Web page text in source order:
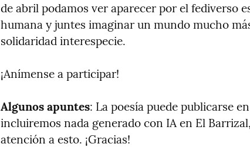
de abril podamos ver aparecer por el fediverso
humana y juntes imaginar un mundo mucho
solidaridad interespecie.
¡Anímense a participar!
Algunos apuntes: La poesía puede publicarse
incluiremos nada generado con IA en El
atención a esto. ¡Gracias!